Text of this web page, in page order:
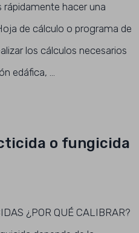
hacer una
de cálculo o programa de
los cálculos necesarios
edáfica, …
o fungicida
¿POR QUÉ CALIBRAR?